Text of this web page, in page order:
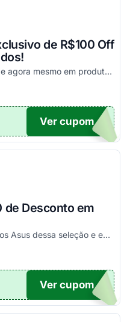
de R$100 Off
Garanta seu código e economize agora mesmo em produtos selecionados!
100
Ver cupom
de Desconto em
Aproveite para comprar produtos Asus dessa seleção e economize! - E1504FA-NJ1287
100
Ver cupom